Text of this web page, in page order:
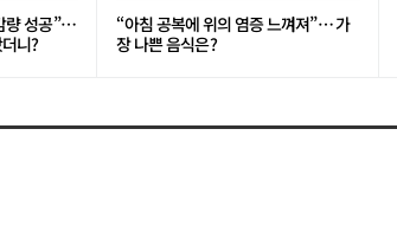
량 성공”…
니?
“아침 공복에 위의 염증 느껴져”… 가
장 나쁜 음식은?